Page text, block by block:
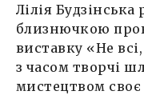
Лілія
близнючкою
виставку «Не
з часом творчі
мистецтвом